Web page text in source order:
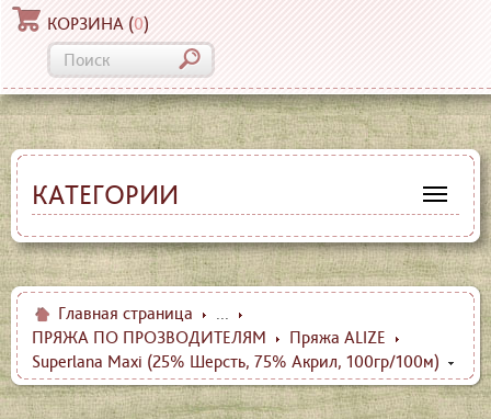
КОРЗИНА (0)
КАТЕГОРИИ
Главная страница
...
ПРЯЖА ПО ПРОЗВОДИТЕЛЯМ
Пряжа ALIZE
Superlana Maxi (25% Шерсть, 75% Акрил, 100гр/100м)